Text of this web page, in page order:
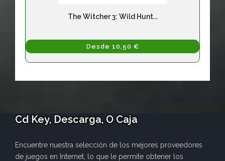
The Witcher 3: Wild Hunt...
Desde 10,50 €
Cd Key, Descarga, O Caja
Encuentre nuestra selección de los mejores proveedores
de juegos en Internet, lo que le permite obtener los